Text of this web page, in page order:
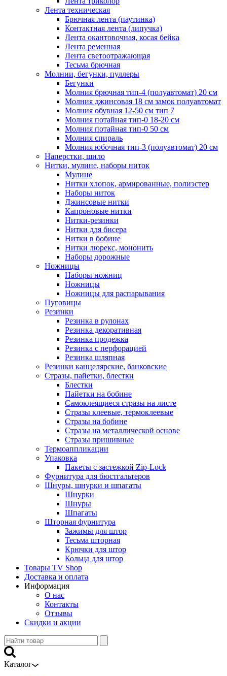
Лента техническая
Брючная лента (паутинка)
Контактная лента (липучка)
Лента окантовочная, косая бейка
Лента ременная
Лента светоотражающая
Тесьма брючная
Молнии, бегунки, пуллеры
Бегунки
Молния брючная тип-4 (полуавтомат) 20 см
Молния джинсовая 18 см замок полуавтомат
Молния обувная 12-50 см тип 7
Молния потайная тип-0 18-20 см
Молния потайная тип-0 50 см
Молния спираль
Молния юбочная тип-3 (полуавтомат) 20 см
Наперстки, шило
Нитки, мулине, наборы ниток
Мулине
Нитки хлопок, армированные, полиэстер
Наборы ниток
Джинсовые нитки
Капроновые нитки
Нитки-резинки
Нитки для бисера
Нитки в бобине
Нитки люрекс, мононить
Наборы дорожные
Ножницы
Наборы ножниц
Ножницы
Ножницы для распарывания
Пуговицы
Резинки
Резинка в рулонах
Резинка декоративная
Резинка продежка
Резинка с перфорацией
Резинка шляпная
Резинки канцелярские, банковские
Стразы, пайетки, блестки
Блестки
Пайетки на бобине
Самоклеящиеся стразы на листе
Стразы клеевые, термоклеевые
Стразы на бобине
Стразы на металлической основе
Стразы пришивные
Термоаппликации
Упаковка
Пакеты с застежкой Zip-Lock
Фурнитура для бюстгальтеров
Шнуры, шнурки и шпагаты
Шнурки
Шнуры
Шпагаты
Шторная фурнитура
Зажимы для штор
Тесьма шторная
Крючки для штор
Кольца для штор
Товары TV Shop
Доставка и оплата
Информация
О нас
Контакты
Отзывы
Скидки и акции
Каталог